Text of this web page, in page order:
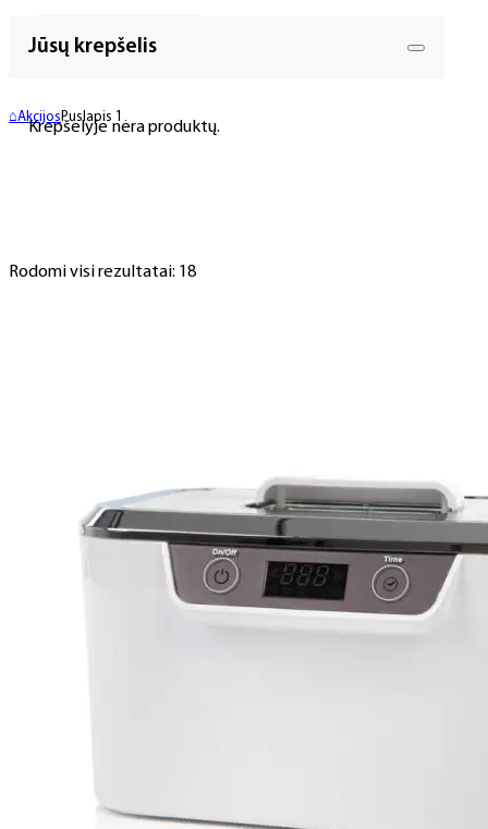
Jūsų krepšelis
Krepšelyje nėra produktų.
⌂Akcijos Puslapis 1
Rodomi visi rezultatai: 18